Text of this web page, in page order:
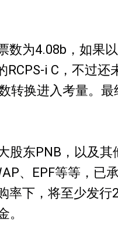
数为4.08b，如果
i C，不过还
转换进入考量。
股东PNB，以及其
、EPF等等，已
率下，将至少发行
。